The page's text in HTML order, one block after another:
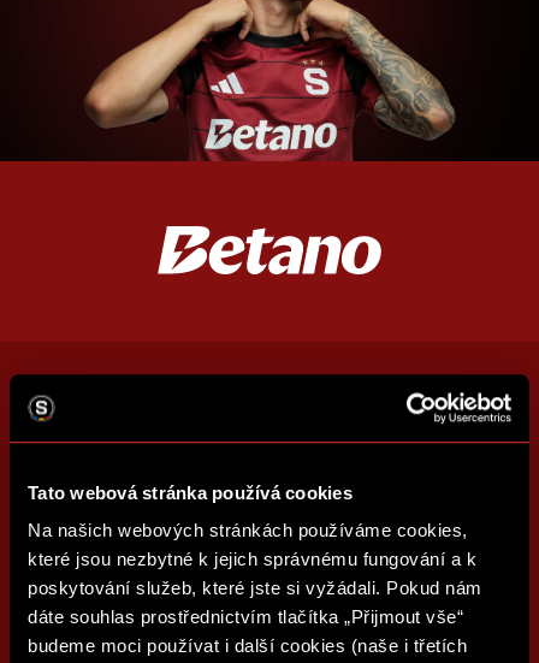
Tato webová stránka používá cookies
Na našich webových stránkách používáme cookies,
které jsou nezbytné k jejich správnému fungování a k
poskytování služeb, které jste si vyžádali. Pokud nám
dáte souhlas prostřednictvím tlačítka „Přijmout vše“
budeme moci používat i další cookies (naše i třetích